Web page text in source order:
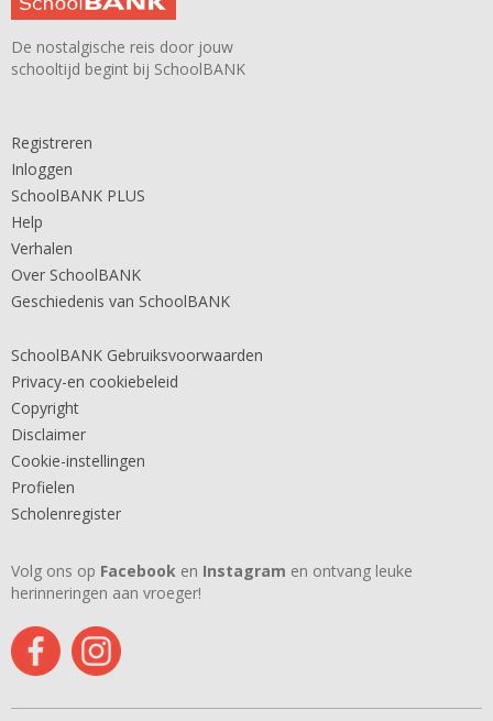
De nostalgische reis door jouw
schooltijd begint bij SchoolBANK
Registreren
Inloggen
SchoolBANK PLUS
Help
Verhalen
Over SchoolBANK
Geschiedenis van SchoolBANK
SchoolBANK Gebruiksvoorwaarden
Privacy-en cookiebeleid
Copyright
Disclaimer
Cookie-instellingen
Profielen
Scholenregister
Volg ons op Facebook en Instagram en ontvang leuke
herinneringen aan vroeger!